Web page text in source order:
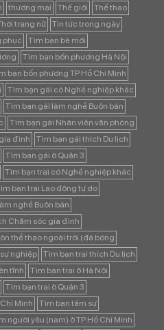
thương mại Thế giới
Thể thao
trang nữ
Tin tức trong ngày
phục
Tìm bạn bè mới
Tìm bạn bốn phương Hà Nội
bạn bốn phương TP Hồ Chí Minh
Tìm bạn gái có Nghề nghiệp khác
Tìm bạn gái làm nghề Buôn bán
Tìm bạn gái Nhân viên văn phòng
đình
Tìm bạn gái thích Du lịch
Tìm bạn gái ở Quận 3
Tìm bạn trai có Nghề nghiệp khác
bạn trai Lao động tự do
nghề Buôn bán
Chăm sóc gia đình
thể thao ngoài trời (đá bóng
nghiệp
Tìm bạn trai thích Du lịch
tĩnh
Tìm bạn trai ở Hà Nội
Tìm bạn trai ở Quận 3
Minh
Tìm bạn tâm sự
người yêu (nam) ở TP Hồ Chí Minh